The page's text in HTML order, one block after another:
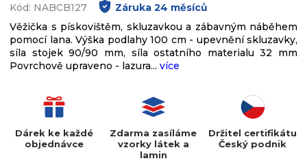
Kód: NABCB127 Záruka 24 měsíců
Věžička s pískovištěm, skluzavkou a zábavným náběhem
pomocí lana. Výška podlahy 100 cm - upevnění skluzavky,
síla stojek 90/90 mm, síla ostatního materialu 32 mm
Povrchově upraveno - lazura... více
Dárek ke každé
objednávce
Zdarma zasíláme
vzorky látek a
lamin
Držitel certifikátu
Český podnik